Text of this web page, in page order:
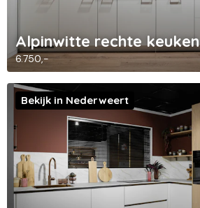
Alpinwitte rechte keuken
6.750,-
Bekijk in Nederweert